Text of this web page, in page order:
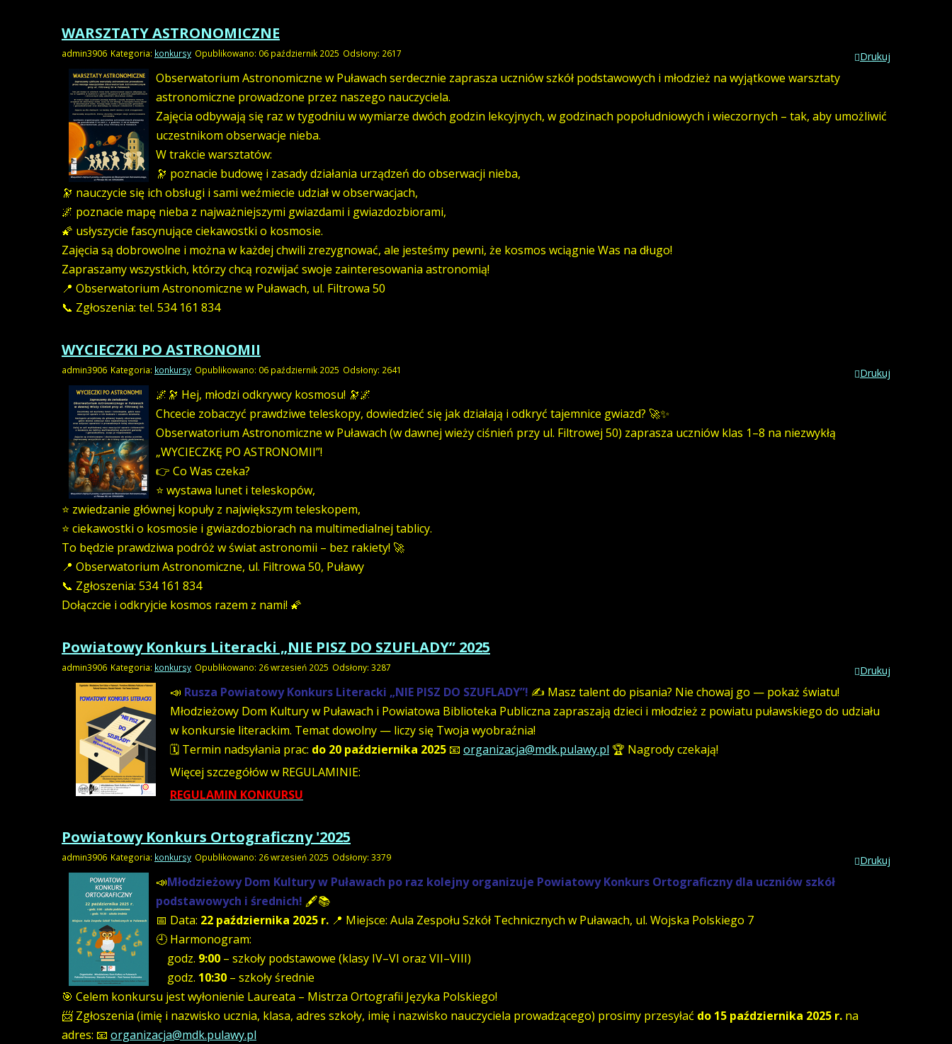
WARSZTATY ASTRONOMICZNE
Drukuj
admin3906 Kategoria: konkursy Opublikowano: 06 październik 2025 Odsłony: 2617
Obserwatorium Astronomiczne w Puławach serdecznie zaprasza uczniów szkół podstawowych i młodzież na wyjątkowe warsztaty
astronomiczne prowadzone przez naszego nauczyciela.
Zajęcia odbywają się raz w tygodniu w wymiarze dwóch godzin lekcyjnych, w godzinach popołudniowych i wieczornych – tak, aby umożliwić
uczestnikom obserwacje nieba.
W trakcie warsztatów:
🔭 poznacie budowę i zasady działania urządzeń do obserwacji nieba,
🔭 nauczycie się ich obsługi i sami weźmiecie udział w obserwacjach,
🌌 poznacie mapę nieba z najważniejszymi gwiazdami i gwiazdozbiorami,
🌠 usłyszycie fascynujące ciekawostki o kosmosie.
Zajęcia są dobrowolne i można w każdej chwili zrezygnować, ale jesteśmy pewni, że kosmos wciągnie Was na długo!
Zapraszamy wszystkich, którzy chcą rozwijać swoje zainteresowania astronomią!
📍 Obserwatorium Astronomiczne w Puławach, ul. Filtrowa 50
📞 Zgłoszenia: tel. 534 161 834
WYCIECZKI PO ASTRONOMII
Drukuj
admin3906 Kategoria: konkursy Opublikowano: 06 październik 2025 Odsłony: 2641
🌌🔭 Hej, młodzi odkrywcy kosmosu! 🔭🌌
Chcecie zobaczyć prawdziwe teleskopy, dowiedzieć się jak działają i odkryć tajemnice gwiazd? 🚀✨
Obserwatorium Astronomiczne w Puławach (w dawnej wieży ciśnień przy ul. Filtrowej 50) zaprasza uczniów klas 1–8 na niezwykłą
„WYCIECZKĘ PO ASTRONOMII”!
👉 Co Was czeka?
⭐ wystawa lunet i teleskopów,
⭐ zwiedzanie głównej kopuły z największym teleskopem,
⭐ ciekawostki o kosmosie i gwiazdozbiorach na multimedialnej tablicy.
To będzie prawdziwa podróż w świat astronomii – bez rakiety! 🚀
📍 Obserwatorium Astronomiczne, ul. Filtrowa 50, Puławy
📞 Zgłoszenia: 534 161 834
Dołączcie i odkryjcie kosmos razem z nami! 🌠
Powiatowy Konkurs Literacki „NIE PISZ DO SZUFLADY” 2025
Drukuj
admin3906 Kategoria: konkursy Opublikowano: 26 wrzesień 2025 Odsłony: 3287
📣 Rusza Powiatowy Konkurs Literacki „NIE PISZ DO SZUFLADY”! ✍️ Masz talent do pisania? Nie chowaj go — pokaż światu!
Młodzieżowy Dom Kultury w Puławach i Powiatowa Biblioteka Publiczna zapraszają dzieci i młodzież z powiatu puławskiego do udziału
w konkursie literackim. Temat dowolny — liczy się Twoja wyobraźnia!
🗓 Termin nadsyłania prac: do 20 października 2025 📧 organizacja@mdk.pulawy.pl 🏆 Nagrody czekają!
Więcej szczegółów w REGULAMINIE:
REGULAMIN KONKURSU
Powiatowy Konkurs Ortograficzny '2025
Drukuj
admin3906 Kategoria: konkursy Opublikowano: 26 wrzesień 2025 Odsłony: 3379
📣Młodzieżowy Dom Kultury w Puławach po raz kolejny organizuje Powiatowy Konkurs Ortograficzny dla uczniów szkół
podstawowych i średnich! 🖋️📚
📅 Data: 22 października 2025 r. 📍 Miejsce: Aula Zespołu Szkół Technicznych w Puławach, ul. Wojska Polskiego 7
🕘 Harmonogram:
godz. 9:00 – szkoły podstawowe (klasy IV–VI oraz VII–VIII)
godz. 10:30 – szkoły średnie
🎯 Celem konkursu jest wyłonienie Laureata – Mistrza Ortografii Języka Polskiego!
📨 Zgłoszenia (imię i nazwisko ucznia, klasa, adres szkoły, imię i nazwisko nauczyciela prowadzącego) prosimy przesyłać do 15 października 2025 r. na
adres: 📧 organizacja@mdk.pulawy.pl